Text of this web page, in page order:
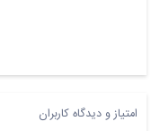
امتیاز و دیدگاه کاربران